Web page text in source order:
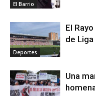
El Barrio
Deportes
El
de
Una